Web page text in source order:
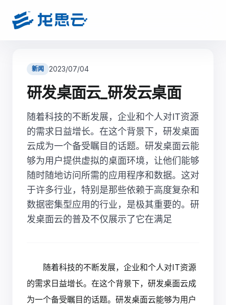
新闻 2023/07/04
研发桌面云_研发云桌面
随着科技的不断发展，企业和个人对IT资源
的需求日益增长。在这个背景下，研发桌面
云成为一个备受瞩目的话题。研发桌面云能
够为用户提供虚拟的桌面环境，让他们能够
随时随地访问所需的应用程序和数据。这对
于许多行业，特别是那些依赖于高度复杂和
数据密集型应用的行业，是极其重要的。研
发桌面云的普及不仅展示了它在满足
随着科技的不断发展，企业和个人对IT资源
的需求日益增长。在这个背景下， 研发桌面云成
为一个备受瞩目的话题。研发桌面云能够为用户